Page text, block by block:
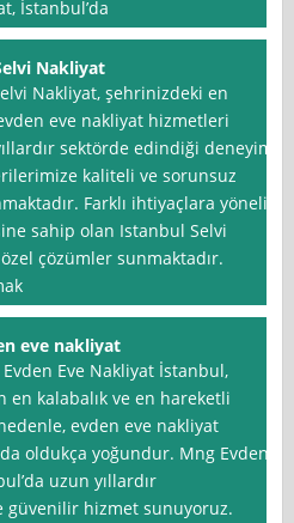
İstanbul’da
Nakliyat
Nakliyat, şehrinizdeki en
eve nakliyat hizmetleri
sektörde edindiği deneyim
kaliteli ve sorunsuz
Farklı ihtiyaçlara yönelik
sahip olan Istanbul Selvi
çözümler sunmaktadır.
eve nakliyat
Evden Eve Nakliyat İstanbul,
en kalabalık ve en hareketli
evden eve nakliyat
oldukça yoğundur. Mng Evden
uzun yıllardır
hizmet sunuyoruz.